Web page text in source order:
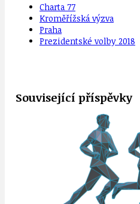
Charta 77
Kroměřížská výzva
Praha
Prezidentské volby 2018
Související příspěvky